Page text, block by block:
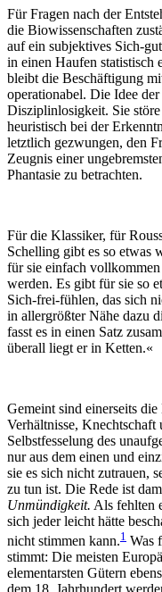
Für Fragen nach der
die Biowissenschaften
auf ein subjektives Sich-
in einen Haufen statistisch
bleibt die Beschäftigung
operationabel. Die Idee
Disziplinlosigkeit. Sie
heuristisch bei der
letztlich gezwungen, den
Zeugnis einer
Phantasie zu betrachten.
Für die Klassiker, für
Schelling gibt es so etwas
für sie einfach
werden. Es gibt für sie so
Sich-frei-fühlen, das sich
in allergrößter Nähe dazu
fasst es in einen Satz
überall liegt er in Ketten.«
Gemeint sind einerseits
Verhältnisse, Knechtschaft
Selbstfesselung des
nur aus dem einen und
sie es sich nicht zutrauen,
zu tun ist. Die Rede ist
Unmündigkeit. Als fehlten
sich jeder leicht hätte
nicht stimmen kann.1 Was
stimmt: Die meisten
elementarsten Gütern
dem 18. Jahrhundert